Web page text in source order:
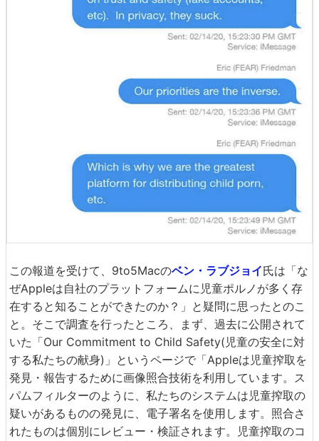
この報道を受けて、9to5Macのベン・ラブジョイ氏は「な
ぜAppleは自社のプラットフォームに児童ポルノが多く存
在すると知ることができたのか？」と疑問に思ったとのこ
と。そこで調査を行ったところ、まず、過去に公開されて
いた「Our Commitment to Child Safety(児童の安全に対
する私たちの献身)」というページで「Appleは児童搾取を
発見・報告するために画像照合技術を利用しています。ス
パムフィルターのように、私たちのシステムは児童搾取の
疑いがあるものの発見に、電子署名を使用します。照合さ
れたものは個別にレビュー・検証されます。児童搾取のコ